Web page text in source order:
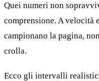
Quei numeri non
comprensione. A velocità
campionano la pagina,
crolla.
Ecco gli intervalli